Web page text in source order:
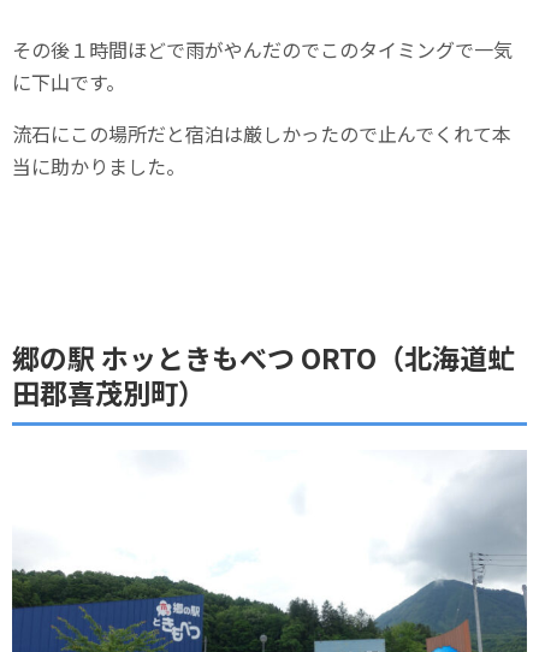
その後１時間ほどで雨がやんだのでこのタイミングで一気
に下山です。
流石にこの場所だと宿泊は厳しかったので止んでくれて本
当に助かりました。
郷の駅 ホッときもべつ ORTO（北海道虻
田郡喜茂別町）